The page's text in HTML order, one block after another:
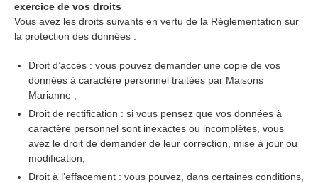
exercice de vos droits
Vous avez les droits suivants en vertu de la Réglementation sur
la protection des données :
Droit d’accès : vous pouvez demander une copie de vos
données à caractère personnel traitées par Maisons
Marianne ;
Droit de rectification : si vous pensez que vos données à
caractère personnel sont inexactes ou incomplètes, vous
avez le droit de demander de leur correction, mise à jour ou
modification;
Droit à l’effacement : vous pouvez, dans certaines conditions,